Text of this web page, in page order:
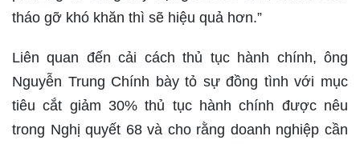
tháo gỡ khó khăn thì sẽ hiệu quả hơn.”
Liên quan đến cải cách thủ tục hành chính, ông
Nguyễn Trung Chính bày tỏ sự đồng tình với mục
tiêu cắt giảm 30% thủ tục hành chính được nêu
trong Nghị quyết 68 và cho rằng doanh nghiệp cần